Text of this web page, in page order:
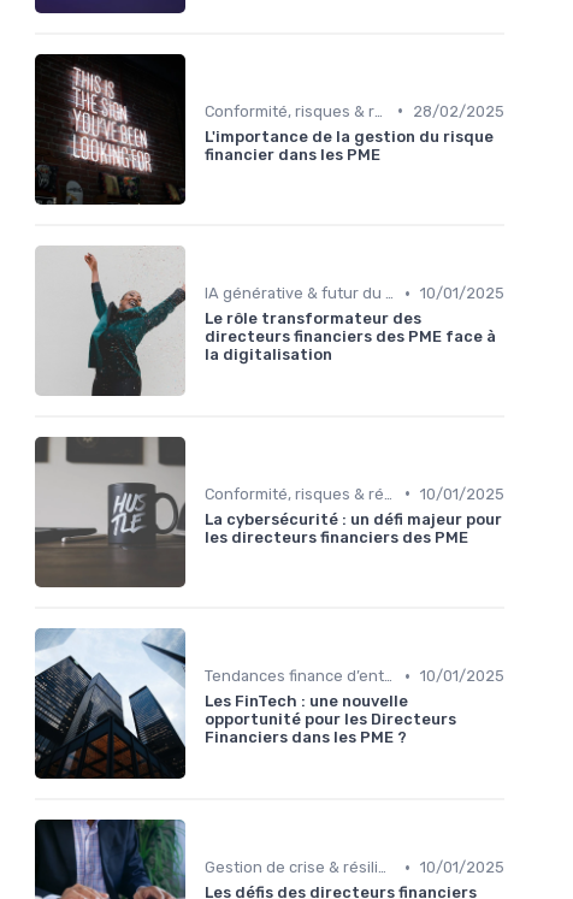
•
28/02/2025
L'importance de la gestion du risque
financier dans les PME
IA générative & futur du CFO • 10/01/2025
Le rôle transformateur des
directeurs financiers des PME face à
la digitalisation
• 10/01/2025
La cybersécurité : un défi majeur pour
les directeurs financiers des PME
Tendances finance d’entreprise • 10/01/2025
Les FinTech : une nouvelle
opportunité pour les Directeurs
Financiers dans les PME ?
Gestion de crise & résilience financière • 10/01/2025
Les défis des directeurs financiers